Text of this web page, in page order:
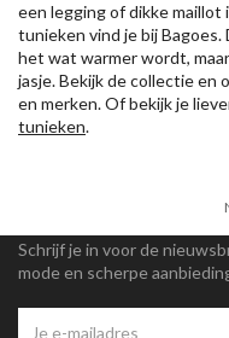
een legging of dikke maillot
tunieken vind je bij
het wat warmer wordt,
jasje. Bekijk de collectie en
en merken. Of bekijk je
tunieken.
Schrijf je in voor de
mode en scherpe